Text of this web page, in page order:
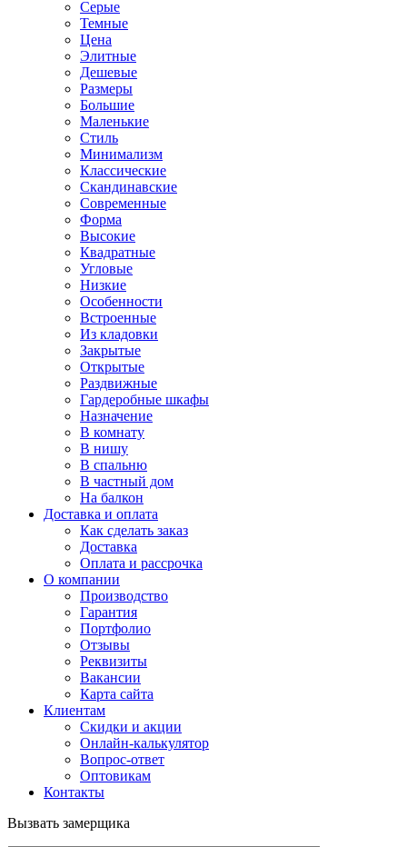
Серые
Темные
Цена
Элитные
Дешевые
Размеры
Большие
Маленькие
Стиль
Минимализм
Классические
Скандинавские
Современные
Форма
Высокие
Квадратные
Угловые
Низкие
Особенности
Встроенные
Из кладовки
Закрытые
Открытые
Раздвижные
Гардеробные шкафы
Назначение
В комнату
В нишу
В спальню
В частный дом
На балкон
Доставка и оплата
Как сделать заказ
Доставка
Оплата и рассрочка
О компании
Производство
Гарантия
Портфолио
Отзывы
Реквизиты
Вакансии
Карта сайта
Клиентам
Скидки и акции
Онлайн-калькулятор
Вопрос-ответ
Оптовикам
Контакты
Вызвать замерщика